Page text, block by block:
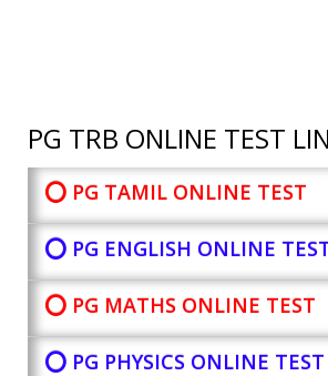
PG TRB ONLINE TEST
⭕ PG TAMIL ONLINE TEST
⭕ PG ENGLISH ONLINE
⭕ PG MATHS ONLINE TEST
⭕ PG PHYSICS ONLINE TEST